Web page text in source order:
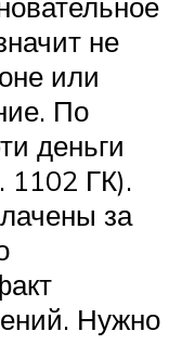
не
или
По
деньги
1102 ГК).
за
Нужно